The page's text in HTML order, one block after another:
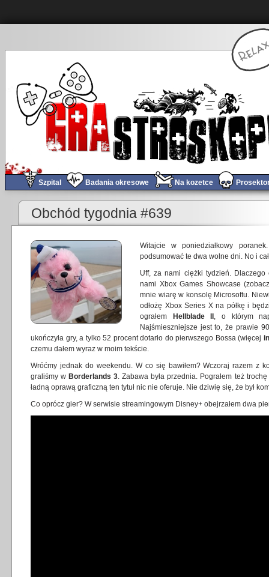
Szpital Badania okresowe Na kozetce
Gramy w Senua’s Saga: Hellblade II
Obchód tygodnia #639
Witajcie w poniedziałkowy
podsumować te dwa wolne dni. No i
Uff, za nami ciężki tydzień.
nami Xbox Games Showcase
mnie wiarę w konsolę Microsoftu.
odłożę Xbox Series X na półkę i
ograłem
Hellblade II , o którym
Najśmieszniejsze jest to, że prawie
ukończyła gry, a tylko 52 procent dotarło do pierwszego Bossa (więcej
czemu dałem wyraz w moim tekście.
Wróćmy jednak do weekendu. W co się bawiłem? Wczoraj razem z
graliśmy w Borderlands 3. Zabawa była przednia. Pograłem też
ładną oprawą graficzną ten tytuł nic nie oferuje. Nie dziwię się, że był
Co oprócz gier? W serwisie streamingowym Disney+ obejrzałem dwa